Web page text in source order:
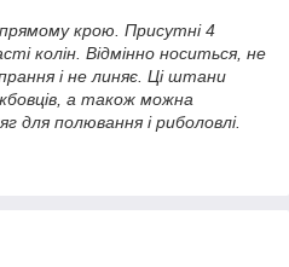
крою. Присутні 4
колін. Відмінно носиться, не
і не линяє. Ці штани
а також можна
для полювання і риболовлі.